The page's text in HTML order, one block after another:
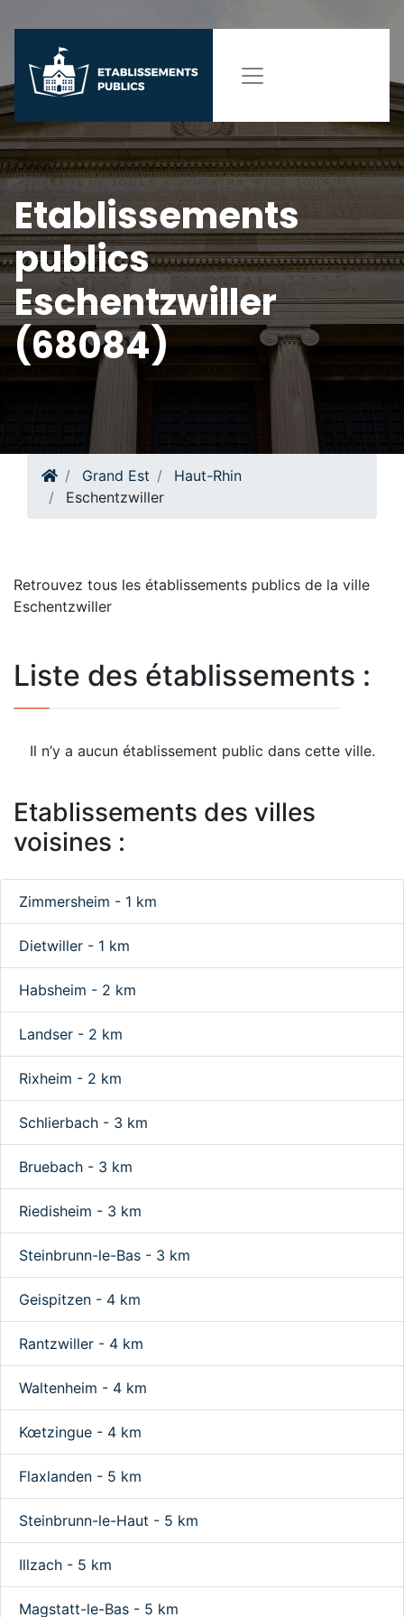
Etablissements
publics
Eschentzwiller
(68084)
Grand Est
Haut-Rhin
Eschentzwiller
Retrouvez tous les établissements publics de la ville
Eschentzwiller
Liste des établissements :
Il n’y a aucun établissement public dans cette ville.
Etablissements des villes
voisines :
Zimmersheim - 1 km
Dietwiller - 1 km
Habsheim - 2 km
Landser - 2 km
Rixheim - 2 km
Schlierbach - 3 km
Bruebach - 3 km
Riedisheim - 3 km
Steinbrunn-le-Bas - 3 km
Geispitzen - 4 km
Rantzwiller - 4 km
Waltenheim - 4 km
Kœtzingue - 4 km
Flaxlanden - 5 km
Steinbrunn-le-Haut - 5 km
Illzach - 5 km
Magstatt-le-Bas - 5 km